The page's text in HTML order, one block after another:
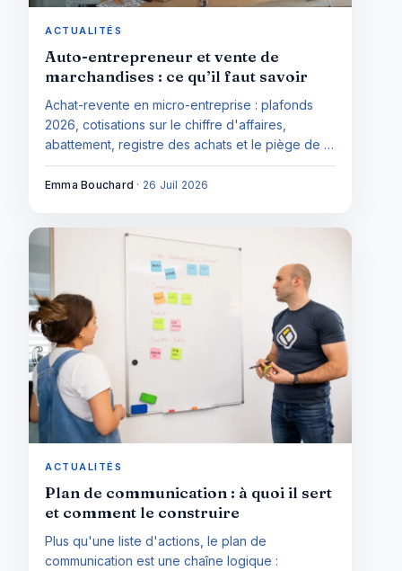
ACTUALITÉS
Auto-entrepreneur et vente de
marchandises : ce qu’il faut savoir
Achat-revente en micro-entreprise : plafonds
2026, cotisations sur le chiffre d'affaires,
abattement, registre des achats et le piège de la
marge qui décide de votre rentabilité réelle. Le
guide complet de la vente de marchandises en
Emma Bouchard · 26 Juil 2026
ACTUALITÉS
Plan de communication : à quoi il sert
et comment le construire
Plus qu'une liste d'actions, le plan de
communication est une chaîne logique :